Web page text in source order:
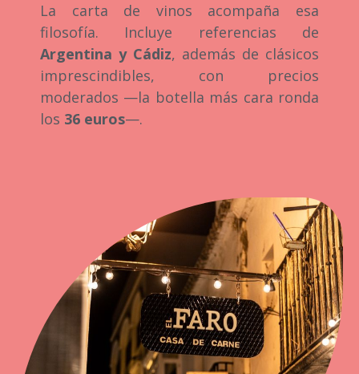
La carta de vinos acompaña esa
filosofía. Incluye referencias de
Argentina y Cádiz, además de clásicos
imprescindibles, con precios
moderados —la botella más cara ronda
los 36 euros—.